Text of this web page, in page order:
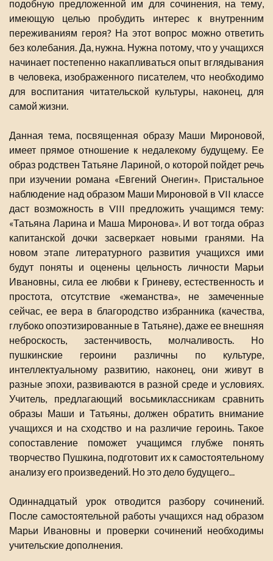
подобную предложенной им для сочинения, на тему,
имеющую целью пробудить интерес к внутренним
переживаниям героя? На этот вопрос можно ответить
без колебания. Да, нужна. Нужна потому, что у учащихся
начинает постепенно накапливаться опыт вглядывания
в человека, изображенного писателем, что необходимо
для воспитания читательской культуры, наконец, для
самой жизни.
Данная тема, посвященная образу Маши Мироновой,
имеет прямое отношение к недалекому будущему. Ее
образ родствен Татьяне Лариной, о которой пойдет речь
при изучении романа «Евгений Онегин». Пристальное
наблюдение над образом Маши Мироновой в VII классе
даст возможность в VIII предложить учащимся тему:
«Татьяна Ларина и Маша Миронова». И вот тогда образ
капитанской дочки засверкает новыми гранями. На
новом этапе литературного развития учащихся ими
будут поняты и оценены цельность личности Марьи
Ивановны, сила ее любви к Гриневу, естественность и
простота, отсутствие «жеманства», не замеченные
сейчас, ее вера в благородство избранника (качества,
глубоко опоэтизированные в Татьяне), даже ее внешняя
неброскость, застенчивость, молчаливость. Но
пушкинские героини различны по культуре,
интеллектуальному развитию, наконец, они живут в
разные эпохи, развиваются в разной среде и условиях.
Учитель, предлагающий восьмиклассникам сравнить
образы Маши и Татьяны, должен обратить внимание
учащихся и на сходство и на различие героинь. Такое
сопоставление поможет учащимся глубже понять
творчество Пушкина, подготовит их к самостоятельному
анализу его произведений. Но это дело будущего...
Одиннадцатый урок отводится разбору сочинений.
После самостоятельной работы учащихся над образом
Марьи Ивановны и проверки сочинений необходимы
учительские дополнения.